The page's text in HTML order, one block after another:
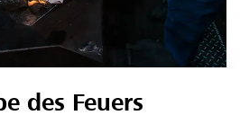
des Feuers